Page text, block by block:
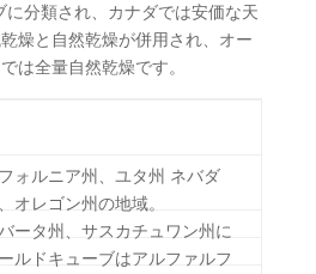
に分類され、カナダでは安価な天
燥と自然乾燥が併用され、オー
は全量自然乾燥です。
ォルニア州、ユタ州 ネバダ
オレゴン州の地域。
ータ州、サスカチュワン州に
ルドキューブはアルファルフ